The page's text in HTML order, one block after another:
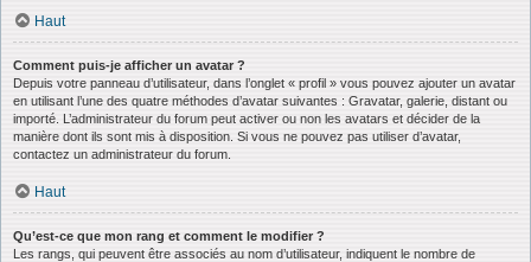
Haut
Comment puis-je afficher un avatar ?
Depuis votre panneau d’utilisateur, dans l’onglet « profil » vous pouvez ajouter un avatar
en utilisant l’une des quatre méthodes d’avatar suivantes : Gravatar, galerie, distant ou
importé. L’administrateur du forum peut activer ou non les avatars et décider de la
manière dont ils sont mis à disposition. Si vous ne pouvez pas utiliser d’avatar,
contactez un administrateur du forum.
Haut
Qu’est-ce que mon rang et comment le modifier ?
Les rangs, qui peuvent être associés au nom d’utilisateur, indiquent le nombre de